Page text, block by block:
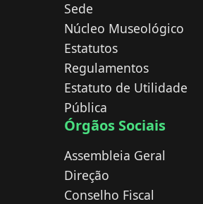
Sede
Núcleo Museológico
Estatutos
Regulamentos
Estatuto de Utilidade
Pública
Órgãos Sociais
Assembleia Geral
Direção
Conselho Fiscal